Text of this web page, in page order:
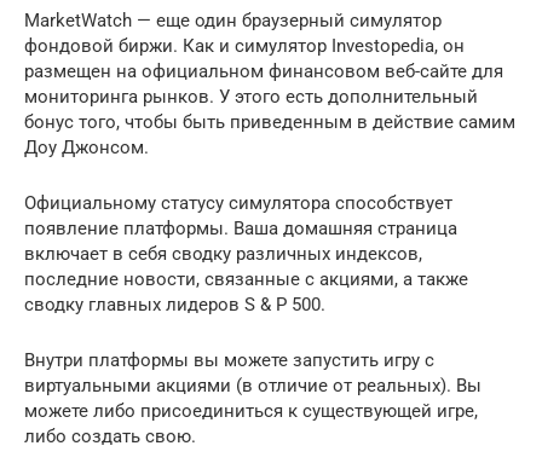
MarketWatch — еще один браузерный симулятор
фондовой биржи. Как и симулятор Investopedia, он
размещен на официальном финансовом веб-сайте для
мониторинга рынков. У этого есть дополнительный
бонус того, чтобы быть приведенным в действие самим
Доу Джонсом.
Официальному статусу симулятора способствует
появление платформы. Ваша домашняя страница
включает в себя сводку различных индексов,
последние новости, связанные с акциями, а также
сводку главных лидеров S & P 500.
Внутри платформы вы можете запустить игру с
виртуальными акциями (в отличие от реальных). Вы
можете либо присоединиться к существующей игре,
либо создать свою.